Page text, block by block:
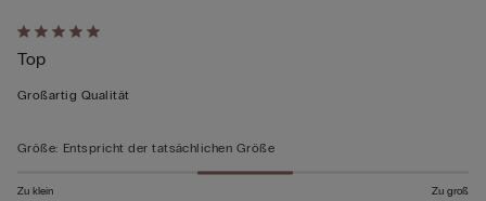
Mit
5
von
bewertet
Top
Großartig Qualität
Größe: Entspricht der tatsächlichen Größe
Zu klein Zu groß